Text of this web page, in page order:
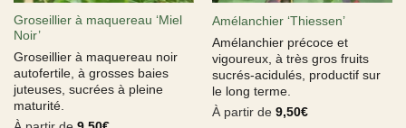
Groseillier à maquereau ‘Miel
Noir’
Groseillier à maquereau noir
autofertile, à grosses baies
juteuses, sucrées à pleine
maturité.
Amélanchier ‘Thiessen’
Amélanchier précoce et
vigoureux, à très gros fruits
sucrés-acidulés, productif sur
le long terme.
À partir de 9,50€